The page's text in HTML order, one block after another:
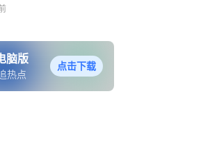
脑版
热点
点击下载